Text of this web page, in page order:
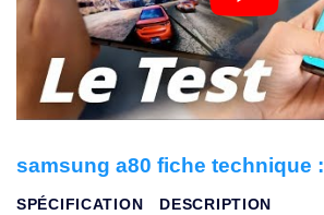
samsung a80 fiche technique :
SPÉCIFICATION
DESCRIPTION